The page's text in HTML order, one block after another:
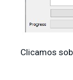
Clicamos